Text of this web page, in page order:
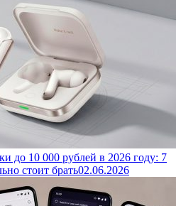
до 10 000 рублей в 2026 году: 7
стоит брать02.06.2026